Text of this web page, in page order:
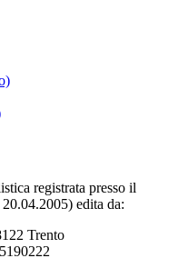
registrata presso il
edita da:
Trento